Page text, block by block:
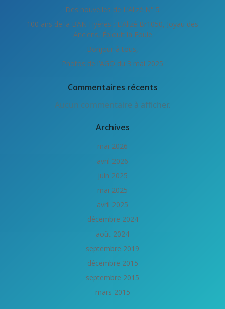
Des nouvelles de L’Alizé N° 5
100 ans de la BAN Hyères : L’Alizé Br1050, Joyau des
Anciens, Éblouit la Foule
Bonjour à tous,
Photos de l’AGO du 3 mai 2025
Commentaires récents
Aucun commentaire à afficher.
Archives
mai 2026
avril 2026
juin 2025
mai 2025
avril 2025
décembre 2024
août 2024
septembre 2019
décembre 2015
septembre 2015
mars 2015